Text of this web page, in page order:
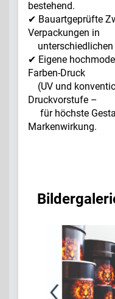
bestehend.
✔ Bauartgeprüfte
Verpackungen in
unterschiedlichen
✔ Eigene
Farben-Druck
(UV und
Druckvorstufe –
für höchste
Markenwirkung.